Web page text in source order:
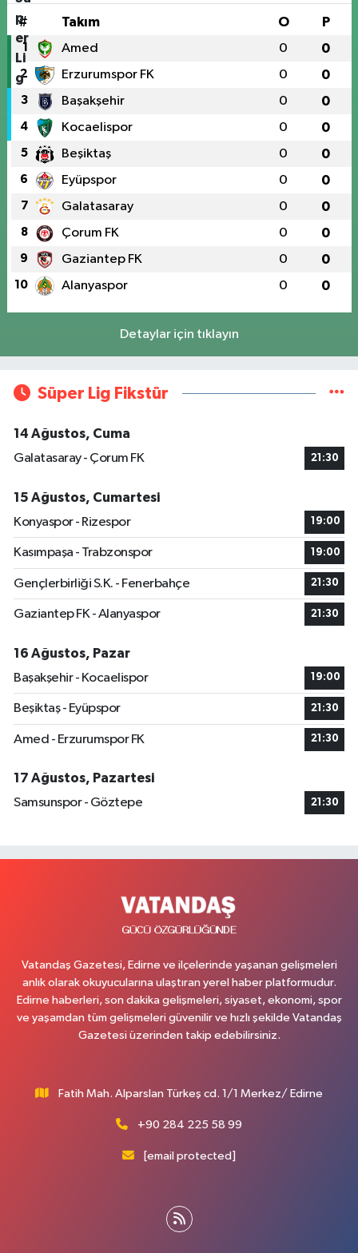
# Takım O P
1 Amed 0 0
2 Erzurumspor FK 0 0
3 Başakşehir 0 0
4 Kocaelispor 0 0
5 Beşiktaş 0 0
6 Eyüpspor 0 0
7 Galatasaray 0 0
8 Çorum FK 0 0
9 Gaziantep FK 0 0
10 Alanyaspor 0 0
Detaylar için tıklayın
Süper Lig Fikstür
14 Ağustos, Cuma
Galatasaray - Çorum FK
21:30
15 Ağustos, Cumartesi
Konyaspor - Rizespor
19:00
Kasımpaşa - Trabzonspor 19:00
Gençlerbirliği S.K. - Fenerbahçe 21:30
Gaziantep FK - Alanyaspor 21:30
16 Ağustos, Pazar
Başakşehir - Kocaelispor
19:00
Beşiktaş - Eyüpspor 21:30
Amed - Erzurumspor FK 21:30
17 Ağustos, Pazartesi
Samsunspor - Göztepe
21:30
Vatandaş Gazetesi, Edirne ve ilçelerinde yaşanan gelişmeleri
anlık olarak okuyucularına ulaştıran yerel haber platformudur.
Edirne haberleri, son dakika gelişmeleri, siyaset, ekonomi, spor
ve yaşamdan tüm gelişmeleri güvenilir ve hızlı şekilde Vatandaş
Gazetesi üzerinden takip edebilirsiniz.
Fatih Mah. Alparslan Türkeş cd. 1/1 Merkez/ Edirne
+90 284 225 58 99
[email protected]